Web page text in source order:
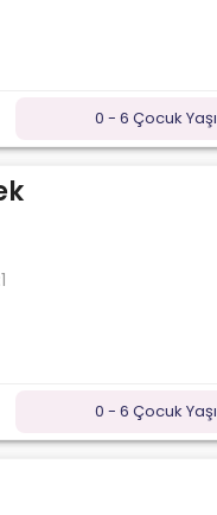
0 - 6 Çocuk Yaşı
0 - 6 Çocuk Yaşı